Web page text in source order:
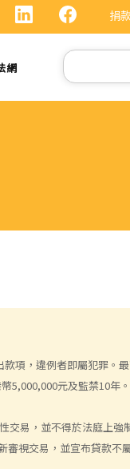
捐
網
Search
項，違例者即屬犯罪。
5,000,000元及監禁10年。
易，並不得於法庭上強
視交易，並宣布貸款不